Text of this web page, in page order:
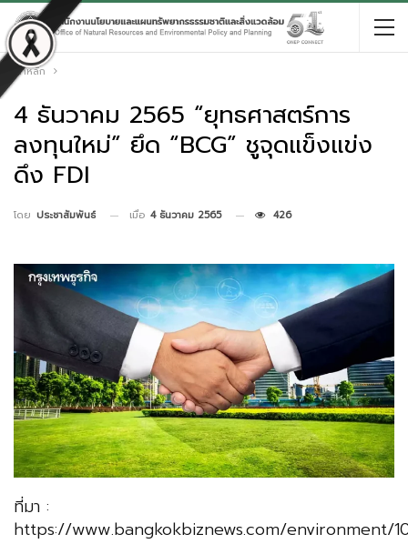
หน้าหลัก
4 ธันวาคม 2565 “ยุทธศาสตร์การ
ลงทุนใหม่” ยึด “BCG” ชูจุดแข็งแข่ง
ดึง FDI
โดย ประชาสัมพันธ์ เมื่อ 4 ธันวาคม 2565 426
ที่มา :
https://www.bangkokbiznews.com/environment/